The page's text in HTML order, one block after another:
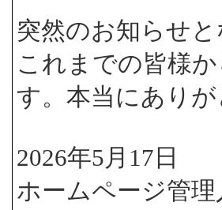
突然のお知らせ
これまでの皆様
す。本当にあり
2026年5月17日
ホームページ管理